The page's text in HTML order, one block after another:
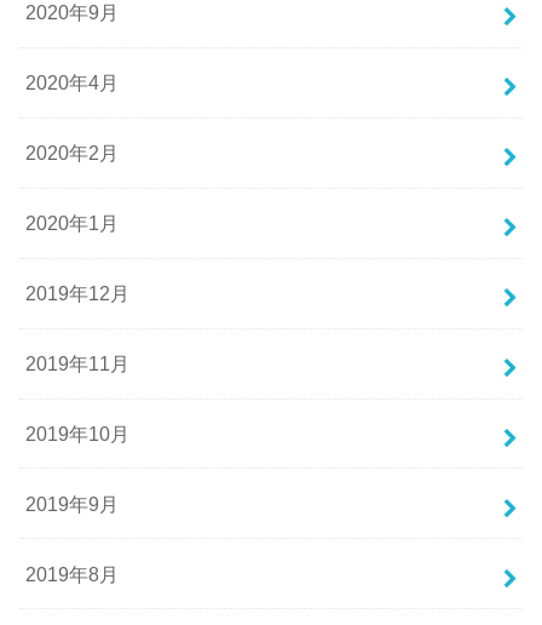
2020年9月
2020年4月
2020年2月
2020年1月
2019年12月
2019年11月
2019年10月
2019年9月
2019年8月